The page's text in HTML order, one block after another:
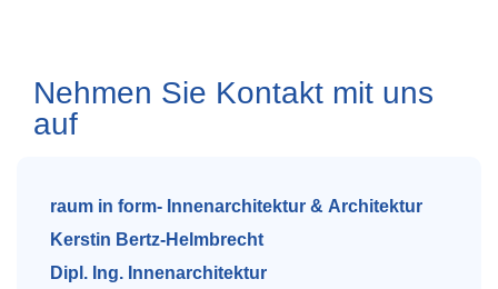
raum in form- Innenarchitektur & Architektur
Kerstin Bertz-Helmbrecht
Dipl. Ing. Innenarchitektur
Nehmen Sie Kontakt mit uns
auf